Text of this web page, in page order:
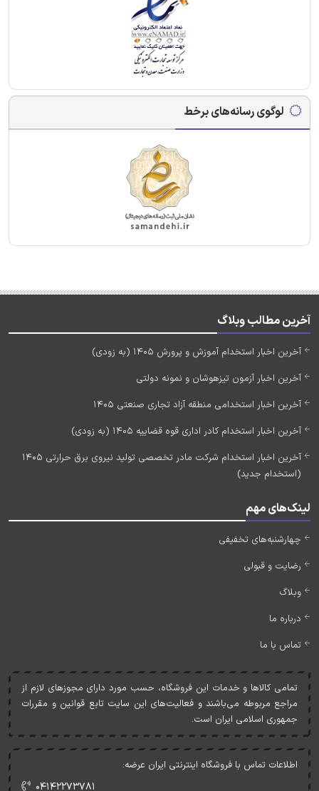
لوگوی رسانه‌های برخط
آخرین مطالب وبلاگ
آخرین اخبار استخدام آموزش و پرورش 1405 (به زودی)
آخرین اخبار آزمون تیزهوشان و نمونه دولتی
آخرین اخبار استخدامی منطقه آزاد تجاری صنعتی 1405
آخرین اخبار استخدام کادر اداری قوه قضاییه 1405 (به زودی)
آخرین اخبار استخدام شرکت مادر تخصصی تولید نیروی برق حرارتی 1405
(استخدام جدید)
لینک‌های مهم
چهارشنبه‌های تخفیفی
رضایت و قبولی
وبلاگ
درباره ما
تماس با ما
تمامی کالاها و خدمات اين فروشگاه، حسب مورد دارای مجوزهای لازم از
مراجع مربوطه می‌باشند و فعاليت‌های اين سايت تابع قوانين و مقررات
جمهوری اسلامی ايران است.
اطلاعات تماس با فروشگاه اینترنتی ایران عرضه:
۰۴۱۴۲۲۷۳۷۸۱